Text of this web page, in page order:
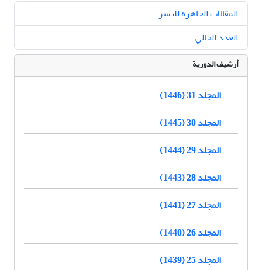
المقالات الجاهزة للنشر
العدد الحالي
أرشيف الدورية
المجلد 31 (1446)
المجلد 30 (1445)
المجلد 29 (1444)
المجلد 28 (1443)
المجلد 27 (1441)
المجلد 26 (1440)
المجلد 25 (1439)